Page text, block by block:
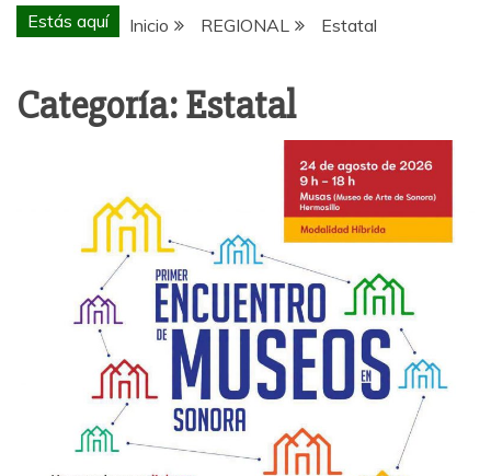
Estás aquí Inicio REGIONAL Estatal
Categoría:Estatal